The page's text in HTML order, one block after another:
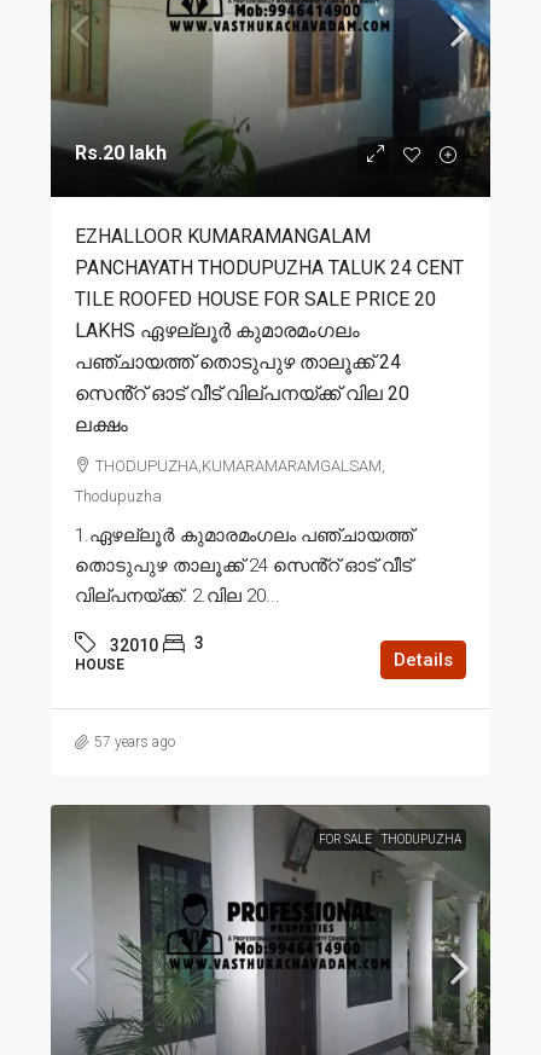
Rs.20 lakh
EZHALLOOR KUMARAMANGALAM
PANCHAYATH THODUPUZHA TALUK 24 CENT
TILE ROOFED HOUSE FOR SALE PRICE 20
LAKHS ഏഴല്ലൂർ കുമാരമംഗലം
പഞ്ചായത്ത് തൊടുപുഴ താലൂക്ക് 24
സെൻ്റ് ഓട് വീട് വില്പനയ്ക്ക് വില 20
ലക്ഷം
THODUPUZHA,KUMARAMARAMGALSAM,
Thodupuzha
1.ഏഴല്ലൂർ കുമാരമംഗലം പഞ്ചായത്ത്
തൊടുപുഴ താലൂക്ക് 24 സെൻ്റ് ഓട് വീട്
വില്പനയ്ക്ക്. 2.വില 20...
32010 3
HOUSE Details
57 years ago
FOR SALE THODUPUZHA